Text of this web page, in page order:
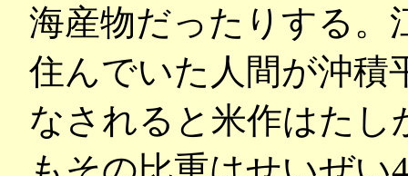
海産物だったりする。
住んでいた人間が沖積
なされると米作はた